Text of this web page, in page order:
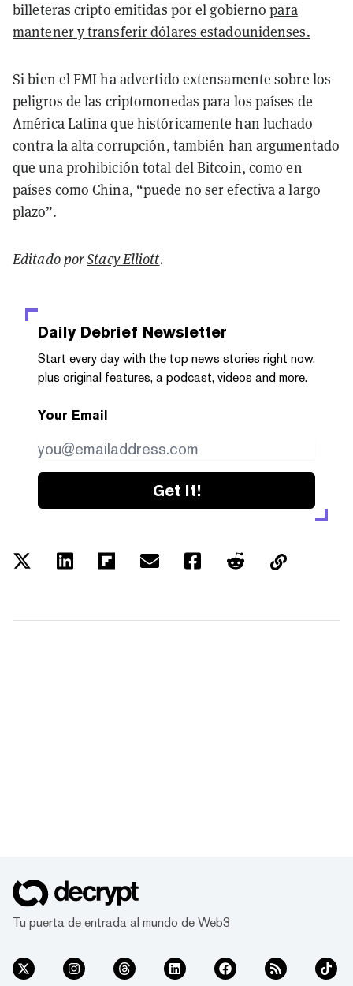
billeteras cripto emitidas por el gobiernopara
mantener y transferir dólares estadounidenses.
Si bien el FMI ha advertido extensamente sobre los
peligros de las criptomonedas para los países de
América Latina que históricamente han luchado
contra la alta corrupción, también han argumentado
que una prohibición total del Bitcoin, como en
países como China, “puede no ser efectiva a largo
plazo”.
Editado porStacy Elliott.
Daily Debrief Newsletter
Start every day with the top news stories right now,
plus original features, a podcast, videos and more.
Your Email
Get it!
Tu puerta de entrada al mundo de Web3